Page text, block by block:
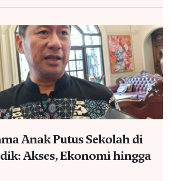
Anak Putus Sekolah di
Akses, Ekonomi hingga